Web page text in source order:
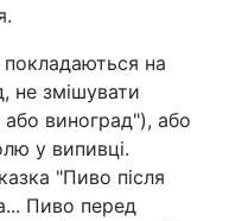
на
не змішувати
або виноград"), або
у випивці.
"Пиво після
Пиво перед